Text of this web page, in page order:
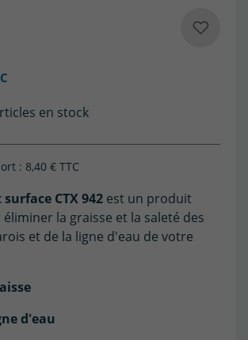
en stock
: 8,40 € TTC
CTX 942 est un produit
la graisse et la saleté des
et de la ligne d'eau de votre
d'eau